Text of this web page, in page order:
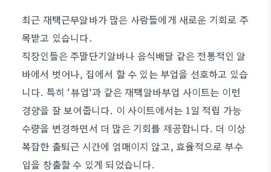
최근 재택근무알바가 많은 사람들에게 새로운 기회로 주
목받고 있습니다.
직장인들은 주말단기알바나 음식배달 같은 전통적인 알
바에서 벗어나, 집에서 할 수 있는 부업을 선호하고 있습
니다. 특히 ‘뷰업’과 같은 재택알바부업 사이트는 이런
경향을 잘 보여줍니다. 이 사이트에서는 1일 적립 가능
수량을 변경하면서 더 많은 기회를 제공합니다. 더 이상
복잡한 출퇴근 시간에 얽매이지 않고, 효율적으로 부수
입을 창출할 수 있게 되었습니다.